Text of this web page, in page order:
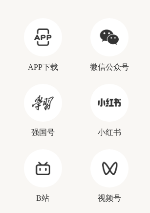
APP下载 微信公众号
强国号 小红书
B站 视频号